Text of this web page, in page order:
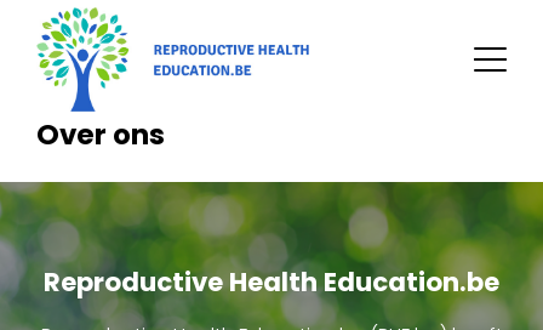
Overslaan
naar
inhoud
Over ons
Reproductive Health Education.be